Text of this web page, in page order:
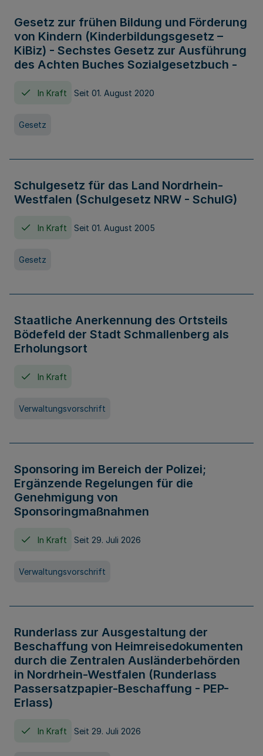
Gesetz zur frühen Bildung und Förderung
von Kindern (Kinderbildungsgesetz –
KiBiz) - Sechstes Gesetz zur Ausführung
des Achten Buches Sozialgesetzbuch -
In Kraft Seit 01. August 2020
Gesetz
Schulgesetz für das Land Nordrhein-
Westfalen (Schulgesetz NRW - SchulG)
In Kraft Seit 01. August 2005
Gesetz
Staatliche Anerkennung des Ortsteils
Bödefeld der Stadt Schmallenberg als
Erholungsort
In Kraft
Verwaltungsvorschrift
Sponsoring im Bereich der Polizei;
Ergänzende Regelungen für die
Genehmigung von
Sponsoringmaßnahmen
In Kraft Seit 29. Juli 2026
Verwaltungsvorschrift
Runderlass zur Ausgestaltung der
Beschaffung von Heimreisedokumenten
durch die Zentralen Ausländerbehörden
in Nordrhein-Westfalen (Runderlass
Passersatzpapier-Beschaffung - PEP-
Erlass)
In Kraft Seit 29. Juli 2026